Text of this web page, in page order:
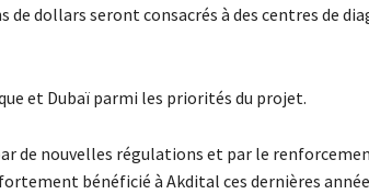
dollars seront consacrés à des centres de
et Dubaï parmi les priorités du projet.
de nouvelles régulations et par le
bénéficié à Akdital ces dernières